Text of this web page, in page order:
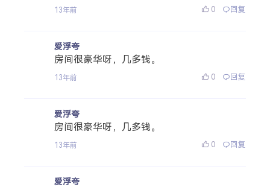
13年前 0 回复
爱浮夸
房间很豪华呀，几多钱。
13年前 0 回复
爱浮夸
房间很豪华呀，几多钱。
13年前 0 回复
爱浮夸